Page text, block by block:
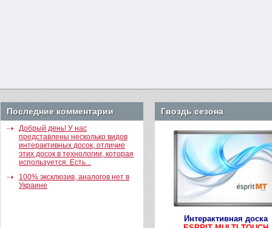
Последние комментарии
Добрый день! У нас
представлены несколько видов
интерактивных досок, отличие
этих досок в технологии, которая
используется. Есть...
100% эксклюзив, аналогов нет в
Украине
Гвоздь сезона
Интерактивная доска